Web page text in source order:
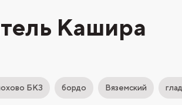
Кашира
БКЗ бордо Вяземский